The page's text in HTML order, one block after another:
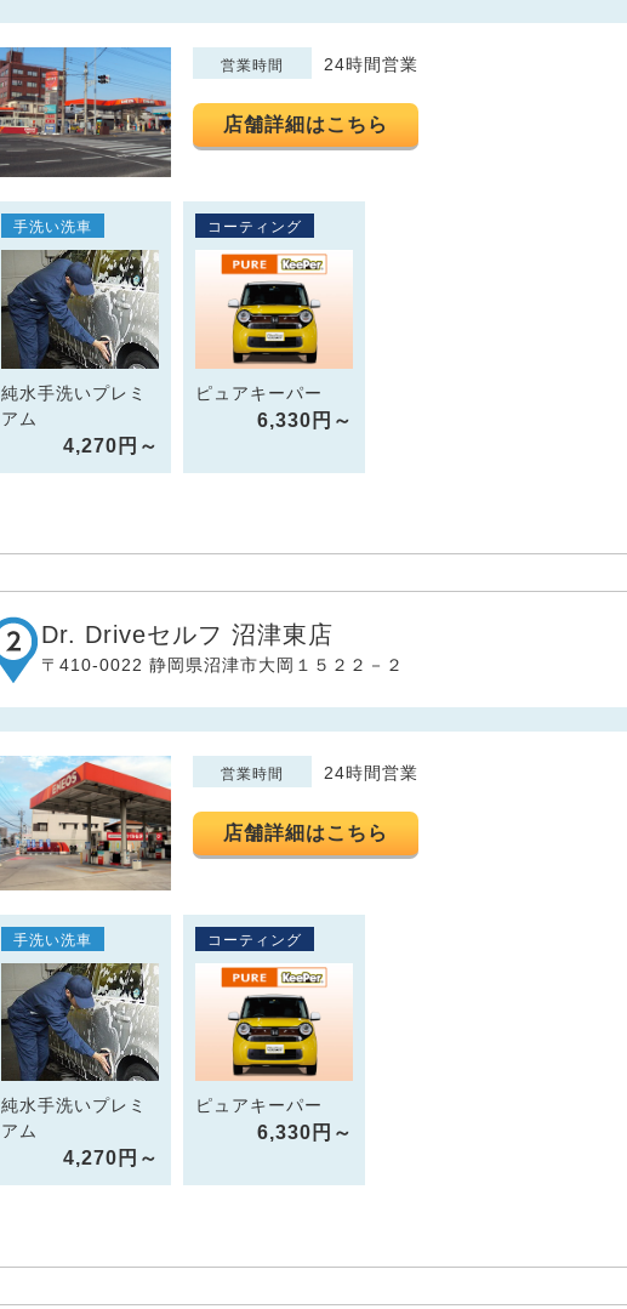
営業時間 24時間営業
店舗詳細はこちら
手洗い洗車
純水手洗いプレミ
アム
4,270円～
コーティング
ピュアキーパー
6,330円～
Dr. Driveセルフ 沼津東店
〒410-0022 静岡県沼津市大岡１５２２－２
営業時間 24時間営業
店舗詳細はこちら
手洗い洗車
純水手洗いプレミ
アム
4,270円～
コーティング
ピュアキーパー
6,330円～